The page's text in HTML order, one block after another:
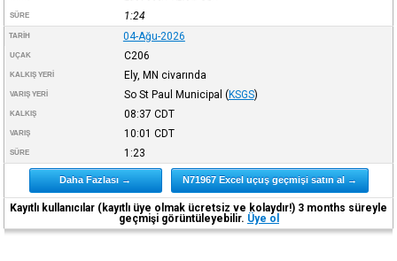
SÜRE 1:24
TARIH 04-Ağu-2026
UÇAK C206
KALKIŞ YERI Ely, MN civarında
VARIŞ YERI So St Paul Municipal (KSGS)
KALKIŞ 08:37 CDT
VARIŞ 10:01 CDT
SÜRE 1:23
Daha Fazlası → N71967 Excel uçuş geçmişi satın al →
Kayıtlı kullanıcılar (kayıtlı üye olmak ücretsiz ve kolaydır!) 3 months süreyle
geçmişi görüntüleyebilir. Üye ol